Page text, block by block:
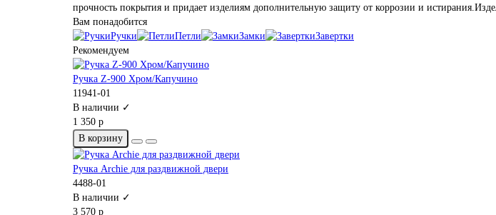
прочность покрытия и придает изделиям дополнительную защиту от коррозии и
Вам понадобится
Ручки
Петли Замки
Завертки
Рекомендуем
Ручка Z-900 Хром/Капучино
11941-01
В наличии ✓
1 350 р
В корзину
Ручка Archie для раздвижной двери
4488-01
В наличии ✓
3 570 р